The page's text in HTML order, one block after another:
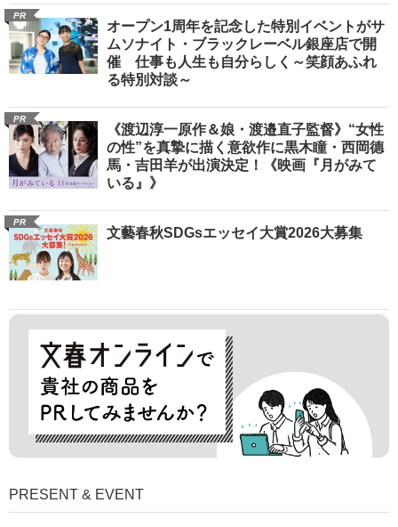
PR
オープン1周年を記念した特別イベントがサ
ムソナイト・ブラックレーベル銀座店で開
催 仕事も人生も自分らしく～笑顔あふれ
る特別対談～
PR
《渡辺淳一原作＆娘・渡邉直子監督》“女性
の性”を真摯に描く意欲作に黒木瞳・西岡德
馬・吉田羊が出演決定！《映画『月がみて
いる』》
PR
文藝春秋SDGsエッセイ大賞2026大募集
PRESENT & EVENT